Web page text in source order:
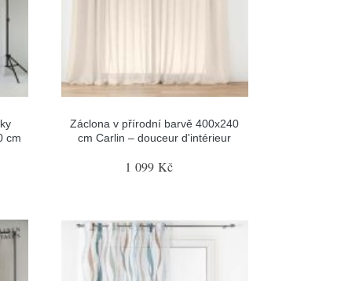
cm
Záclona v přírodní barvě 400x240
cm Carlin – douceur d'intérieur
1 099 Kč